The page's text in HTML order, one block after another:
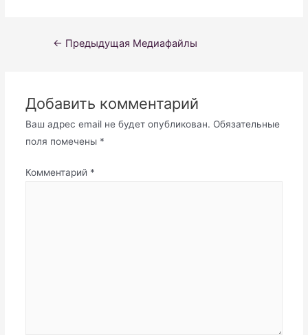
Навигация
← Предыдущая Медиафайлы
Добавить комментарий
Ваш адрес email не будет опубликован. Обязательные
поля помечены *
Комментарий *